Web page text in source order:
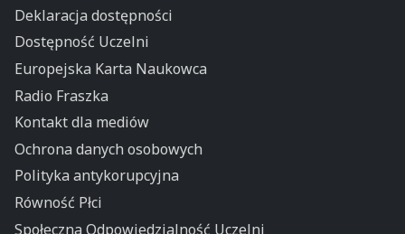
Deklaracja dostępności
Dostępność Uczelni
Europejska Karta Naukowca
Radio Fraszka
Kontakt dla mediów
Ochrona danych osobowych
Polityka antykorupcyjna
Równość Płci
Społeczna Odpowiedzialność Uczelni